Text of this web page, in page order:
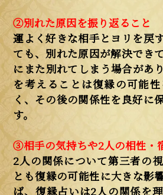
②別れた原因を振り返ること
運よく好きな相手とヨリを戻
ても、別れた原因が解決でき
にまた別れてしまう場合があ
を考えることは復縁の可能
く、その後の関係性を良好に
す。
③相手の気持ちや2人の相性・
2人の関係について第三者の
とも復縁の可能性に大きな影
ば、復縁占いは2人の関係を